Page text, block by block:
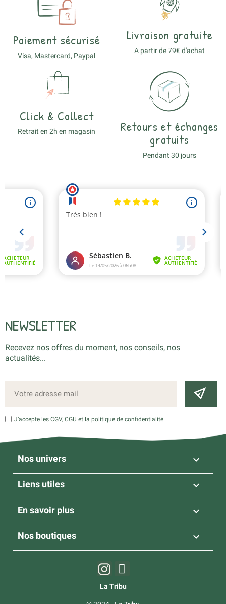
Paiement sécurisé
Visa, Mastercard, Paypal
Livraison gratuite
A partir de 79€ d'achat
Click & Collect
Retrait en 2h en magasin
Retours et échanges
gratuits
Pendant 30 jours
NEWSLETTER
Recevez nos offres du moment, nos conseils, nos
actualités...
J’accepte les CGV, CGU et la politique de confidentialité
Nos univers 
Liens utiles 
En savoir plus 
Nos boutiques 
La Tribu